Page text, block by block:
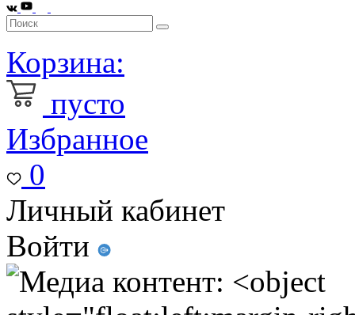
Корзина:
пусто
Избранное
0
Личный кабинет
Войти